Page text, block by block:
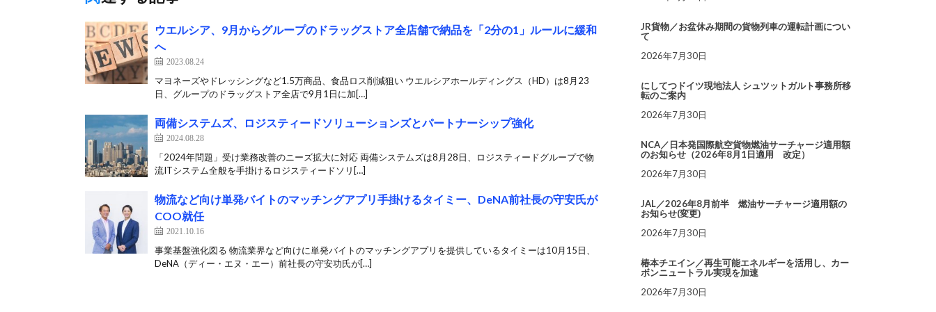
ウエルシア、9月からグループのドラッグストア全店舗で納品を「2分の1」ルールに緩和
へ
2023.08.24
マヨネーズやドレッシングなど1.5万商品、食品ロス削減狙い ウエルシアホールディングス（HD）は8月23
日、グループのドラッグストア全店で9月1日に加[…]
両備システムズ、ロジスティードソリューションズとパートナーシップ強化
2024.08.28
「2024年問題」受け業務改善のニーズ拡大に対応 両備システムズは8月28日、ロジスティードグループで物
流ITシステム全般を手掛けるロジスティードソリ[…]
物流など向け単発バイトのマッチングアプリ手掛けるタイミー、DeNA前社長の守安氏が
COO就任
2021.10.16
事業基盤強化図る 物流業界など向けに単発バイトのマッチングアプリを提供しているタイミーは10月15日、
DeNA（ディー・エヌ・エー）前社長の守安功氏が[…]
JR貨物／お盆休み期間の貨物列車の運転計画につい
て
2026年7月30日
にしてつドイツ現地法人 シュツットガルト事務所移
転のご案内
2026年7月30日
NCA／日本発国際航空貨物燃油サーチャージ適用額
のお知らせ（2026年8月1日適用 改定）
2026年7月30日
JAL／2026年8月前半 燃油サーチャージ適用額の
お知らせ(変更)
2026年7月30日
椿本チエイン／再生可能エネルギーを活用し、カー
ボンニュートラル実現を加速
2026年7月30日